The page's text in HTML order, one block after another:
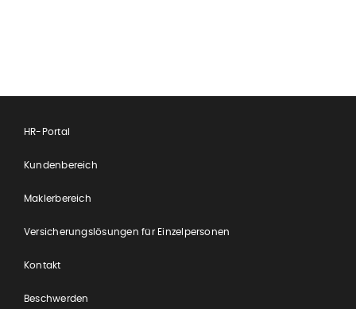
HR-Portal
Kundenbereich
Maklerbereich
Versicherungslösungen für Einzelpersonen
Kontakt
Beschwerden